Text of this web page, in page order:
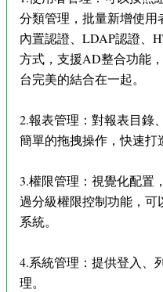
分類管理，批量新增使
內置認證、LDAP認證、
方式，支援AD整合功能
台完美的結合在一起。
2.報表管理：對報表目錄
簡單的拖拽操作，快速打
3.權限管理：視覺化配置
過分級權限控制功能，可
系統。
4.系統管理：提供登入、
理。